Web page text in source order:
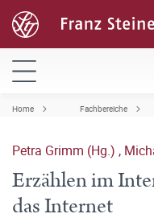
Home Fachbereiche
Petra Grimm (Hg.) ,
Erzählen im
das Internet